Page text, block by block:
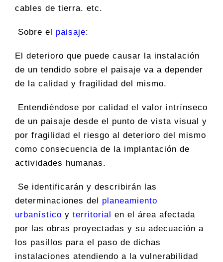
cables de tierra. etc.
Sobre el paisaje:
El deterioro que puede causar la instalación
de un tendido sobre el paisaje va a depender
de la calidad y fragilidad del mismo.
Entendiéndose por calidad el valor intrínseco
de un paisaje desde el punto de vista visual y
por fragilidad el riesgo al deterioro del mismo
como consecuencia de la implantación de
actividades humanas.
Se identificarán y describirán las
determinaciones del planeamiento
urbanístico y territorial en el área afectada
por las obras proyectadas y su adecuación a
los pasillos para el paso de dichas
instalaciones atendiendo a la vulnerabilidad